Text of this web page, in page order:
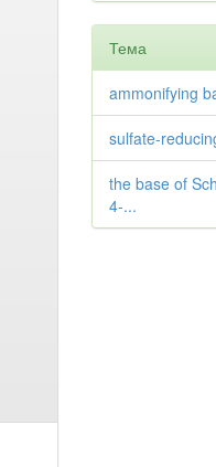
Тема
ammonifying
sulfate-
the base of
4-...